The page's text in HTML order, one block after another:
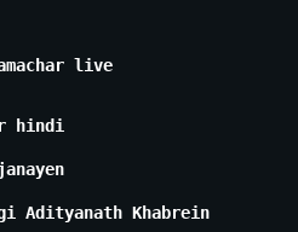
live
hindi
Adityanath Khabrein